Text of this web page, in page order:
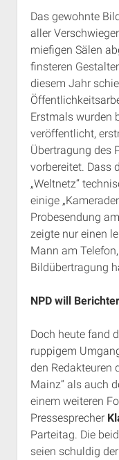
Das gewohnte
aller
miefigen Sälen
finsteren
diesem Jahr
Erstmals wurden
veröffentlicht,
Übertragung des
vorbereitet. Dass
„Weltnetz“
einige
Probesendung
zeigte nur einen
Mann am
Bildübertragung
NPD will
Doch heute fand
ruppigem
den Redakteuren
Mainz“ als auch
einem weiteren
Pressesprecher
Parteitag. Die
seien schuldig